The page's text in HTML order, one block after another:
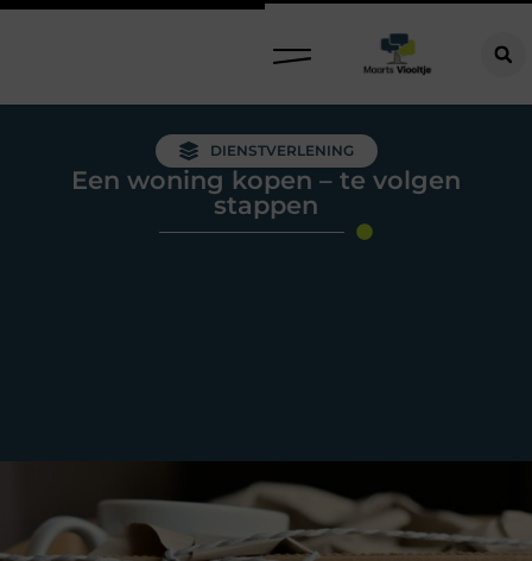
DIENSTVERLENING
Een woning kopen – te volgen
stappen